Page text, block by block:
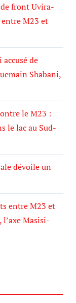
front Uvira-
entre M23 et
de
Shabani,
le M23 :
le lac au Sud-
dévoile un
entre M23 et
Masisi-